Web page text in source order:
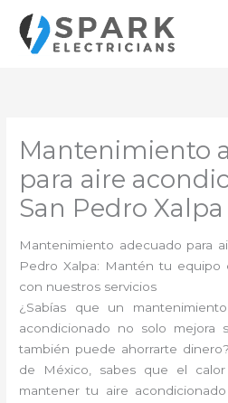
contenido
Mantenimiento
para aire
San Pedro Xalpa
Mantenimiento adecuado para
Pedro Xalpa: Mantén tu equipo
con nuestros servicios
¿Sabías que un
acondicionado no solo mejora
también puede ahorrarte dinero?
de México, sabes que el
mantener tu aire